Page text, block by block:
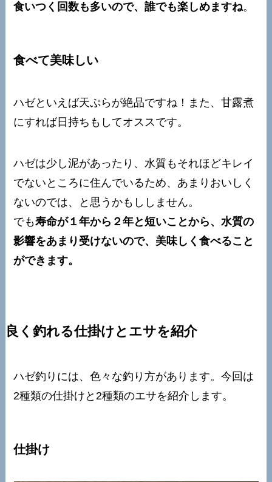
食いつく回数も多いので、誰でも楽しめますね。
食べて美味しい
ハゼといえば天ぷらが絶品ですね！また、甘露煮
にすれば日持ちもしてオススです。
ハゼは少し泥があったり、水質もそれほどキレイ
でないところに住んでいるため、あまりおいしく
ないのでは、と思うかもししません。
でも寿命が１年から２年と短いことから、水質の
影響をあまり受けないので、美味しく食べること
ができます。
良く釣れる仕掛けとエサを紹介
ハゼ釣りには、色々な釣り方があります。今回は
2種類の仕掛けと2種類のエサを紹介します。
仕掛け